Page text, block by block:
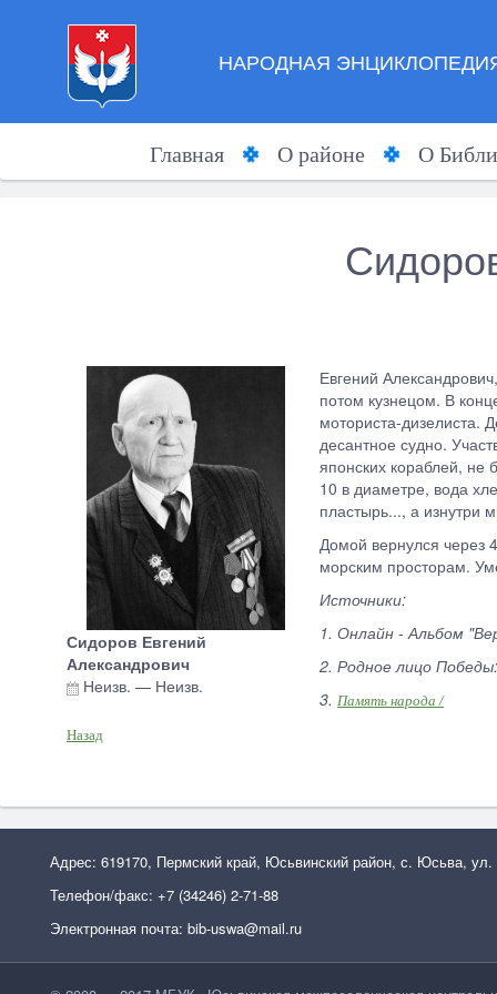
НАРОДНАЯ
Главная О районе О
Сидоров Евгений
Александрович
Неизв. — Неизв.
Евгений
потом кузнецом. В
моториста-дизелиста.
десантное судно.
японских кораблей,
10 в диаметре, вода
пластырь..., а изнутри
Домой вернулся через
морским просторам.
Источники:
1. Онлайн - Альбом
2. Родное лицо
3. Память народа /
Назад
Адрес: 619170, Пермский край, Юсьвинский район, с. Юсьва, ул.
Телефон/факс: +7 (34246) 2-71-88
Электронная почта: bib-uswa@mail.ru